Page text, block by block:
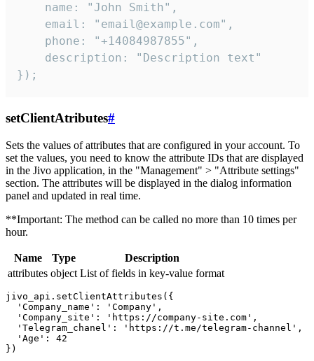
    name: "John Smith",
    email: "email@example.com",
    phone: "+14084987855",
    description: "Description text"
});
setClientAtributes#
Sets the values ​​of attributes that are configured in your account. To
set the values, you need to know the attribute IDs that are displayed
in the Jivo application, in the "Management" > "Attribute settings"
section. The attributes will be displayed in the dialog information
panel and updated in real time.
**Important: The method can be called no more than 10 times per
hour.
Name Type
Description
attributes object List of fields in key-value format
jivo_api.setClientAttributes({
  'Company_name': 'Company',
  'Company_site': 'https://company-site.com',
  'Telegram_chanel': 'https://t.me/telegram-channel',
  'Age': 42